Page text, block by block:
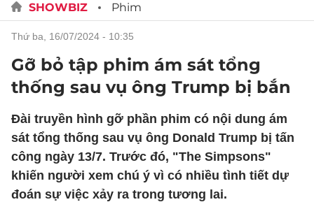
SHOWBIZ Phim
thứ ba, 16/07/2024 - 10:35
Gỡ bỏ tập phim ám sát tổng
thống sau vụ ông Trump bị bắn
Đài truyền hình gỡ phần phim có nội dung ám
sát tổng thống sau vụ ông Donald Trump bị tấn
công ngày 13/7. Trước đó, "The Simpsons"
khiến người xem chú ý vì có nhiều tình tiết dự
đoán sự việc xảy ra trong tương lai.